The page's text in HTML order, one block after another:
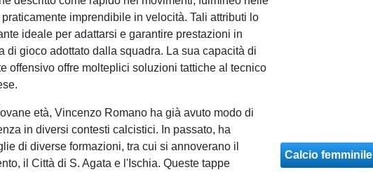
imprendibile in velocità. Tali attributi lo
ideale per adattarsi e garantire prestazioni in
di gioco adottato dalla squadra. La sua capacità di
offensivo offre molteplici soluzioni tattiche al tecnico
età, Vincenzo Romano ha già avuto modo di
in diversi contesti calcistici. In passato, ha
di diverse formazioni, tra cui si annoverano il
il Città di S. Agata e l'Ischia. Queste tappe
Calcio femminile